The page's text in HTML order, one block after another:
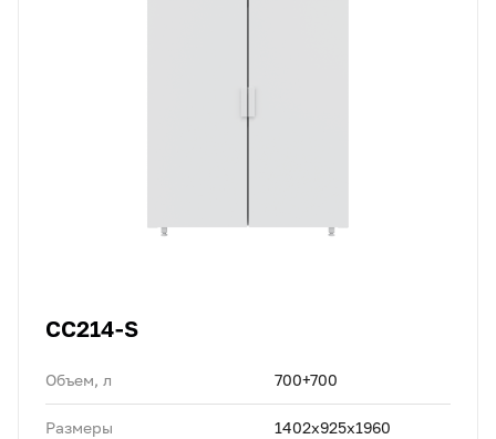
CC214-S
Объем, л 700+700
Размеры 1402x925x1960